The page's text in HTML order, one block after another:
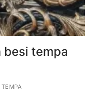
besi tempa
TEMPA